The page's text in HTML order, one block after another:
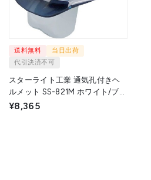
送料無料
当日出荷
代引決済不可
スターライト工業 通気孔付きヘ
ルメット SS-821M ホワイト/ブル
ー/ブルー フェースシールド付
¥8,365